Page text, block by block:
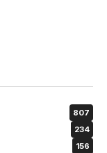
807
234
156